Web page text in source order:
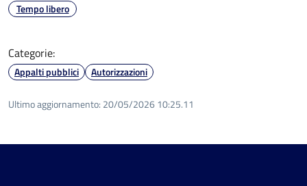
Tempo libero
Categorie:
Appalti pubblici Autorizzazioni
Ultimo aggiornamento: 20/05/2026 10:25.11